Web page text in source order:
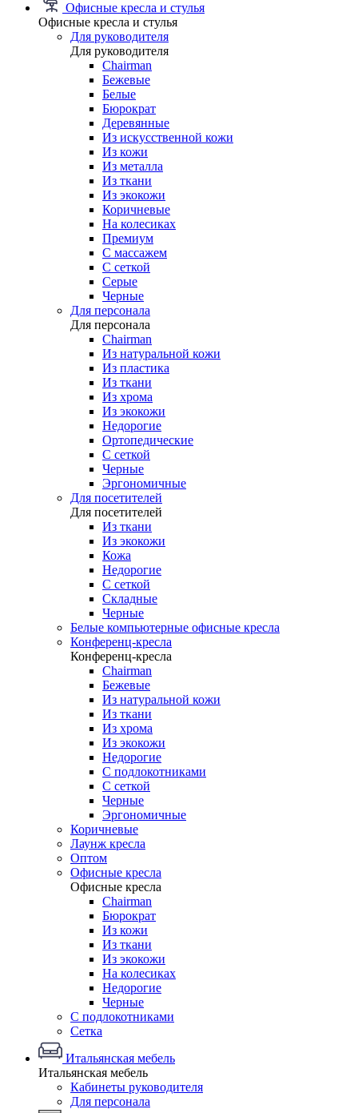
Офисные кресла и стулья
Офисные кресла и стулья
Для руководителя
Для руководителя
Chairman
Бежевые
Белые
Бюрократ
Деревянные
Из искусственной кожи
Из кожи
Из металла
Из ткани
Из экокожи
Коричневые
На колесиках
Премиум
С массажем
С сеткой
Серые
Черные
Для персонала
Для персонала
Chairman
Из натуральной кожи
Из пластика
Из ткани
Из хрома
Из экокожи
Недорогие
Ортопедические
С сеткой
Черные
Эргономичные
Для посетителей
Для посетителей
Из ткани
Из экокожи
Кожа
Недорогие
С сеткой
Складные
Черные
Белые компьютерные офисные кресла
Конференц-кресла
Конференц-кресла
Chairman
Бежевые
Из натуральной кожи
Из ткани
Из хрома
Из экокожи
Недорогие
С подлокотниками
С сеткой
Черные
Эргономичные
Коричневые
Лаунж кресла
Оптом
Офисные кресла
Офисные кресла
Chairman
Бюрократ
Из кожи
Из ткани
Из экокожи
На колесиках
Недорогие
Черные
С подлокотниками
Сетка
Итальянская мебель
Итальянская мебель
Кабинеты руководителя
Для персонала